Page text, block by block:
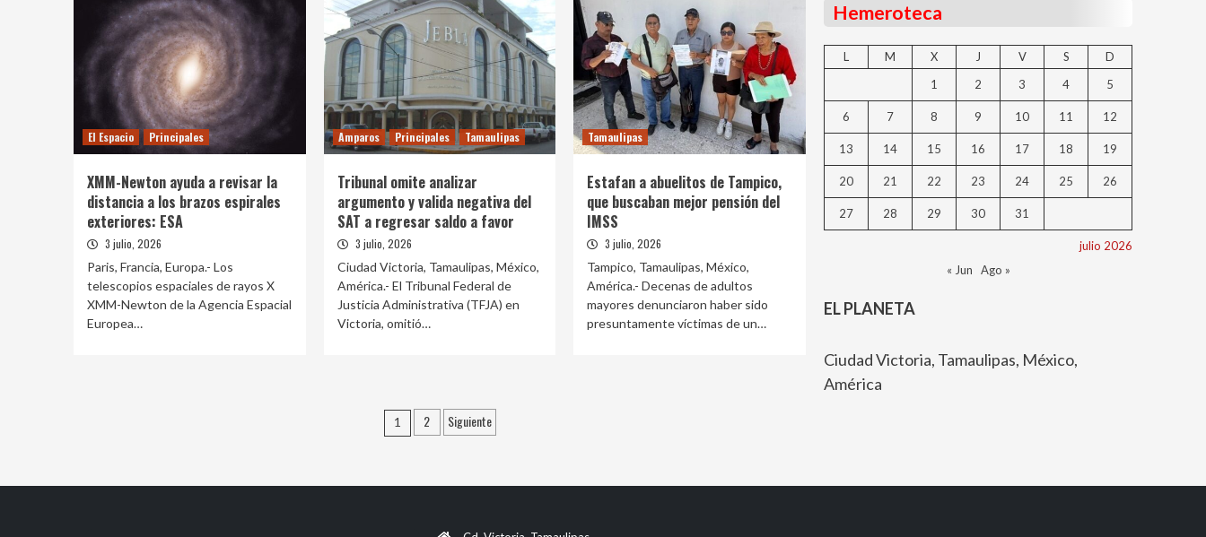
El Espacio Principales
XMM-Newton ayuda a revisar la
distancia a los brazos espirales
exteriores: ESA
3 julio, 2026
Paris, Francia, Europa.- Los
telescopios espaciales de rayos X
XMM-Newton de la Agencia Espacial
Europea…
Amparos Principales Tamaulipas
Tribunal omite analizar
argumento y valida negativa del
SAT a regresar saldo a favor
3 julio, 2026
Ciudad Victoria, Tamaulipas, México,
América.- El Tribunal Federal de
Justicia Administrativa (TFJA) en
Victoria, omitió…
Tamaulipas
Estafan a abuelitos de Tampico,
que buscaban mejor pensión del
IMSS
3 julio, 2026
Tampico, Tamaulipas, México,
América.- Decenas de adultos
mayores denunciaron haber sido
presuntamente víctimas de un…
Paginación
entradas
1 2 Siguiente
Hemeroteca
julio 2026
L M X J V S
D
1
2 3 4 5
6 7 8 9 10 11 12
13 14 15 16 17 18 19
20 21 22 23 24 25 26
27 28 29 30 31
« Jun Ago »
EL PLANETA
Ciudad Victoria, Tamaulipas, México,
América